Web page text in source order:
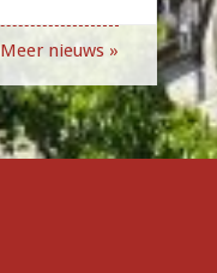
Meer nieuws »